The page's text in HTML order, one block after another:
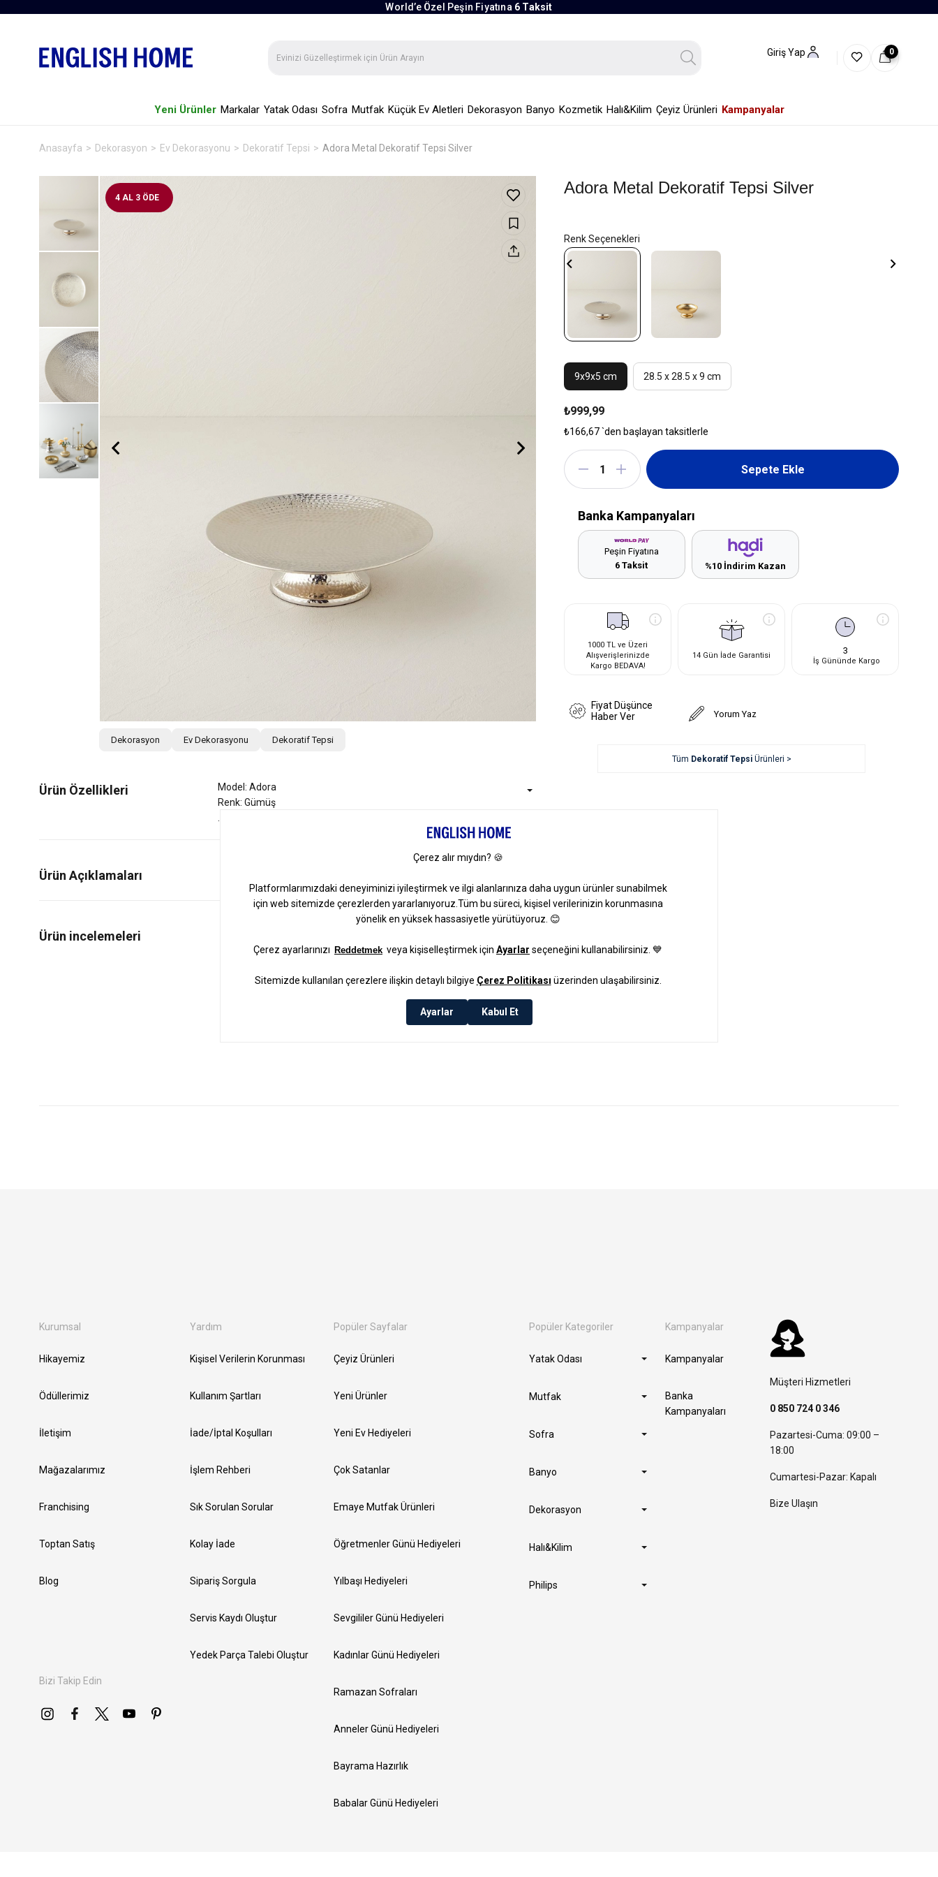
World’e Özel Peşin Fiyatına 6 Taksit
Giriş Yap 0
Yeni Ürünler Markalar Yatak Odası Sofra Mutfak Küçük Ev Aletleri Dekorasyon Banyo Kozmetik Halı&Kilim Çeyiz Ürünleri Kampanyalar
Anasayfa Dekorasyon Ev Dekorasyonu Dekoratif Tepsi Adora Metal Dekoratif Tepsi Silver
4 AL 3 ÖDE
Dekorasyon Ev Dekorasyonu Dekoratif Tepsi
Ürün Özellikleri
Model: Adora
Renk: Gümüş
Ürün Açıklamaları
Adora Metal Dekoratif Tepsi Silver
9x9x5 cm 28.5 x 28.5 x 9 cm
₺999,99
₺166,67`den başlayan taksitlerle
Banka Kampanyaları
Peşin Fiyatına
6 Taksit
%10 İndirim Kazan
1000 TL ve Üzeri
Alışverişlerinizde
Kargo BEDAVA!
14 Gün İade Garantisi 3
İş Gününde Kargo
Fiyat Düşünce
Haber Ver
Yorum Yaz
Tüm Dekoratif TepsiÜrünleri >
Kurumsal
Hikayemiz
Ödüllerimiz
İletişim
Mağazalarımız
Franchising
Toptan Satış
Blog
Bizi Takip Edin
Yardım
Kişisel Verilerin Korunması
Kullanım Şartları
İade/İptal Koşulları
İşlem Rehberi
Sık Sorulan Sorular
Kolay İade
Sipariş Sorgula
Servis Kaydı Oluştur
Yedek Parça Talebi Oluştur
Popüler Sayfalar
Çeyiz Ürünleri
Yeni Ürünler
Yeni Ev Hediyeleri
Çok Satanlar
Emaye Mutfak Ürünleri
Öğretmenler Günü Hediyeleri
Yılbaşı Hediyeleri
Sevgililer Günü Hediyeleri
Kadınlar Günü Hediyeleri
Ramazan Sofraları
Anneler Günü Hediyeleri
Bayrama Hazırlık
Babalar Günü Hediyeleri
Popüler Kategoriler
Yatak Odası
Mutfak
Sofra
Banyo
Dekorasyon
Halı&Kilim
Philips
Kampanyalar
Kampanyalar
Banka
Kampanyaları
Müşteri Hizmetleri
0 850 724 0 346
Pazartesi-Cuma: 09:00 –
18:00
Cumartesi-Pazar: Kapalı
Bize Ulaşın